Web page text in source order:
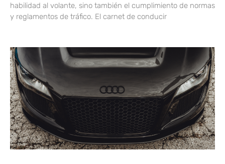
habilidad al volante, sino también el cumplimiento de normas
y reglamentos de tráfico. El carnet de conducir